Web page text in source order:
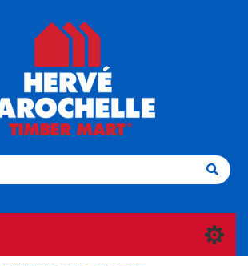
S'ENREGISTRER CONNEXION